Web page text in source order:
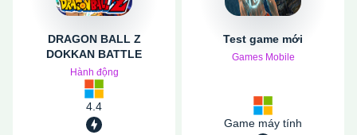
DRAGON BALL Z
DOKKAN BATTLE
Hành động
4.4
Test game mới
Games Mobile
Game máy tính